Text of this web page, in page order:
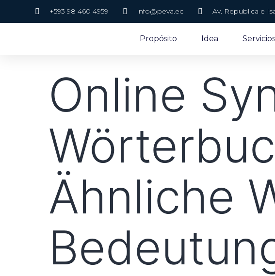
+593 98 460 4959 info@peva.ec Av. Republica e
Propósito Idea Servicios
Online
Ähnliche